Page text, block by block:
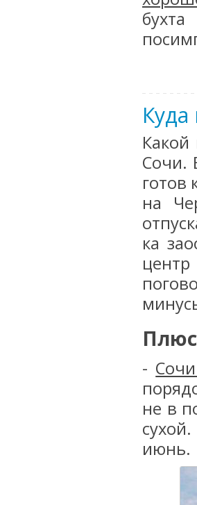
Какой
Сочи.
готов
на
ка
-
не в
июнь.